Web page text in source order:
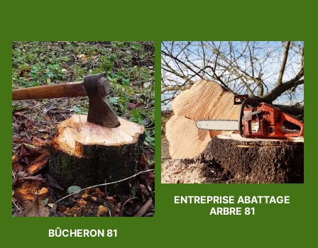
BÛCHERON 81
ENTREPRISE ABATTAGE
ARBRE 81